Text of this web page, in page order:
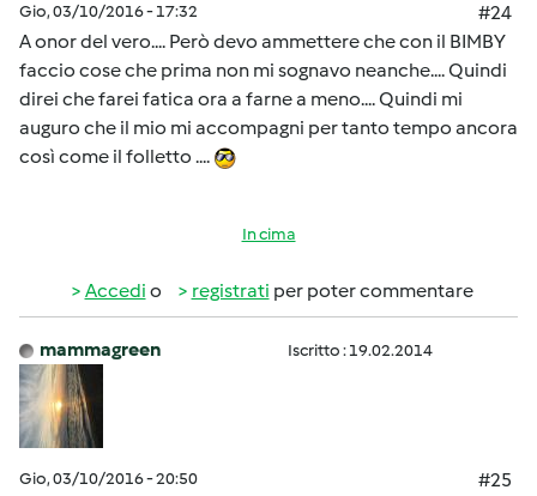
Gio, 03/10/2016 - 17:32
#24
A onor del vero.... Però devo ammettere che con il BIMBY
faccio cose che prima non mi sognavo neanche.... Quindi
direi che farei fatica ora a farne a meno.... Quindi mi
auguro che il mio mi accompagni per tanto tempo ancora
così come il folletto ....
In cima
Accedi o registrati per poter commentare
mammagreen Iscritto : 19.02.2014
Gio, 03/10/2016 - 20:50
#25